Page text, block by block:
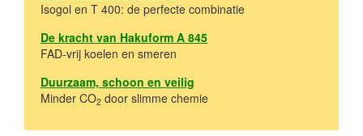
Isogol en T 400: de perfecte combinatie
De kracht van Hakuform A 845
FAD-vrij koelen en smeren
Duurzaam, schoon en veilig
Minder CO2 door slimme chemie